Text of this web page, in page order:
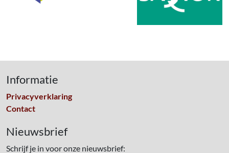
Informatie
Privacyverklaring
Contact
Nieuwsbrief
Schrijf je in voor onze nieuwsbrief: